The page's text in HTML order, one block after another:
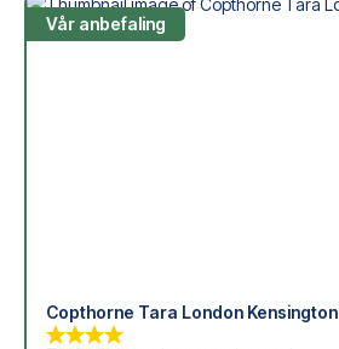
Vår anbefaling
Copthorne Tara London Kensington